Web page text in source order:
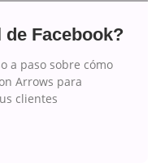
Facebook?
a paso sobre cómo
Arrows para
clientes